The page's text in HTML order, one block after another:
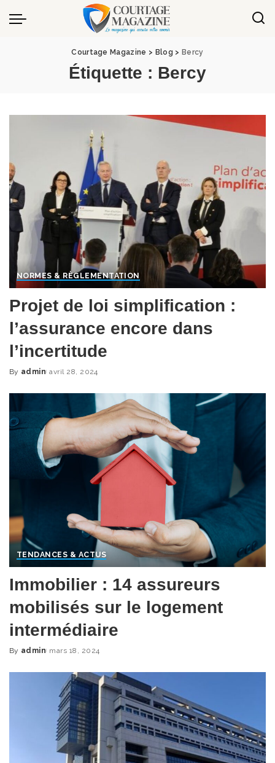
Panneau de gestion des cookies
Courtage Magazine > Blog > Bercy
Étiquette : Bercy
NORMES & RÈGLEMENTATION
Projet de loi simplification :
l’assurance encore dans
l’incertitude
Posted
By admin avril 28, 2024
TENDANCES & ACTUS
Immobilier : 14 assureurs
mobilisés sur le logement
intermédiaire
Posted
By admin mars 18, 2024